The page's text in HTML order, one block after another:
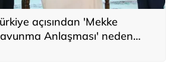
açısından 'Mekke
Anlaşması' neden